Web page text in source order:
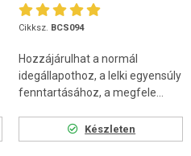
Cikksz. BCS094
Hozzájárulhat a normál
idegállapothoz, a lelki egyensúly
fenntartásához, a megfele...
Készleten